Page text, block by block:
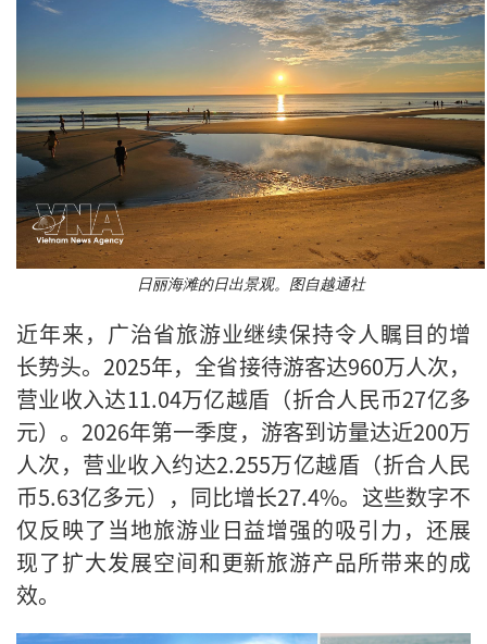
日丽海滩的日出景观。图自越通社
近年来，广治省旅游业继续保持令人瞩目的增
长势头。2025年，全省接待游客达960万人次，
营业收入达11.04万亿越盾（折合人民币27亿多
元）。2026年第一季度，游客到访量达近200万
人次，营业收入约达2.255万亿越盾（折合人民
币5.63亿多元），同比增长27.4%。这些数字不
仅反映了当地旅游业日益增强的吸引力，还展
现了扩大发展空间和更新旅游产品所带来的成
效。